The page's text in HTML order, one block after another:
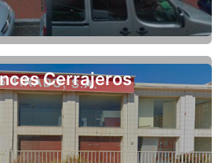
Cerrajeros